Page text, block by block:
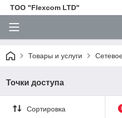
ТОО "Flexcom LTD"
Товары и услуги
Точки доступа
Сортировка